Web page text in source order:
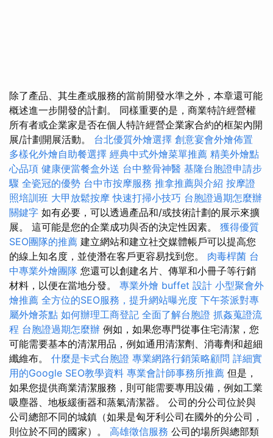
除了產品、其生產或服務的當前開發水準之外，本章還可能
概述進一步開發的計劃。 同樣重要的是，商業特許經營權
所有者或企業家是否在個人特許經營企業家合約的框架內開
展/計劃開展活動。 台北優質外燴選擇 創意宴會外燴佈置
多樣化外燴自助餐選擇 經典中式外燴菜單推薦 精美外燴點
心品項 健康便當餐盒外送 台中整骨神醫 基隆台胞證申請步
驟 全瓷冠的優勢 台中市按摩服務 推拿推薦與介紹 按摩證
照培訓班 大甲放鬆按摩快速打掃小技巧 台胞證過期怎麼辦
關鍵字 如有必要，可以透過產品和/或技術計劃的展示來擴
展。 這可能是您的企業成功與否的決定性因素。 獲得優質
SEO團隊的推薦 建立網站和建立社交媒體帳戶可以提高您
的線上知名度，並使潛在客戶更容易找到您。 肉毒桿菌 台
中專業外燴團隊 您還可以創建名片、傳單和小冊子等行銷
材料，以便在當地分發。 專業外燴 buffet 設計 小型聚會外
燴推薦 全方位的SEO服務，提升網站曝光度 下午茶派對專
屬外燴茶點 如何辦理工商登記 全面了解台胞證 抓姦蒐證流
程 台胞證過期怎麼辦 例如，如果您專門從事住宅清潔，您
可能需要基本的清潔用品，例如通用清潔劑、消毒劑和超細
纖維布。 什麼是卡式台胞證 專業網路行銷策略顧問 詳細實
用的Google SEO教學資料 專業會計師事務所推薦 但是，
如果您提供商業清潔服務，則可能需要專用設備，例如工業
吸塵器、地板緩衝器和蒸氣清潔器。 公司的分公司位於與
公司總部不同的城鎮（如果是匈牙利公司在國外的分公司，
則位於不同的國家）。 高雄徵信服務 公司的場所與總部類